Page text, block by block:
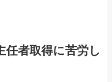
任者取得に苦労し